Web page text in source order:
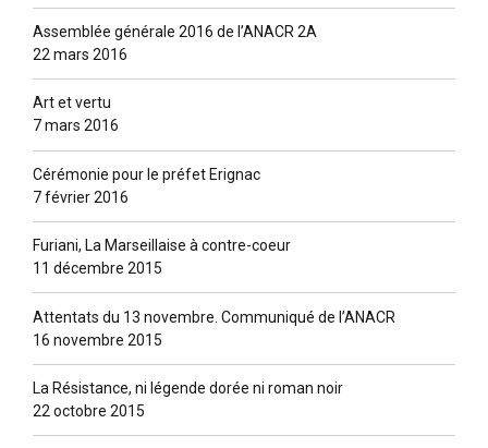
Assemblée générale 2016 de l’ANACR 2A
22 mars 2016
Art et vertu
7 mars 2016
Cérémonie pour le préfet Erignac
7 février 2016
Furiani, La Marseillaise à contre-coeur
11 décembre 2015
Attentats du 13 novembre. Communiqué de l’ANACR
16 novembre 2015
La Résistance, ni légende dorée ni roman noir
22 octobre 2015